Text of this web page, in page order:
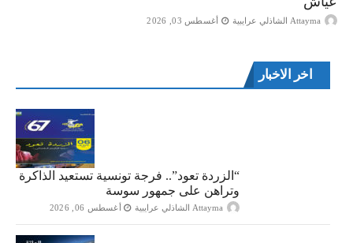
Attayma الشاذلي عرايبية أغسطس 03, 2026
اخر الاخبار
“الزردة تعود”.. فرجة تونسية تستعيد الذاكرة
وتراهن على جمهور سوسة
Attayma الشاذلي عرايبية أغسطس 06, 2026